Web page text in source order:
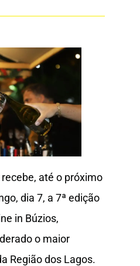
até o próximo
dia 7, a 7ª edição
in Búzios,
o maior
Região dos Lagos.